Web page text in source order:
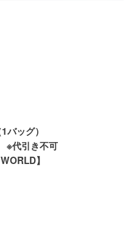
バッグ）
※代引き不可
】